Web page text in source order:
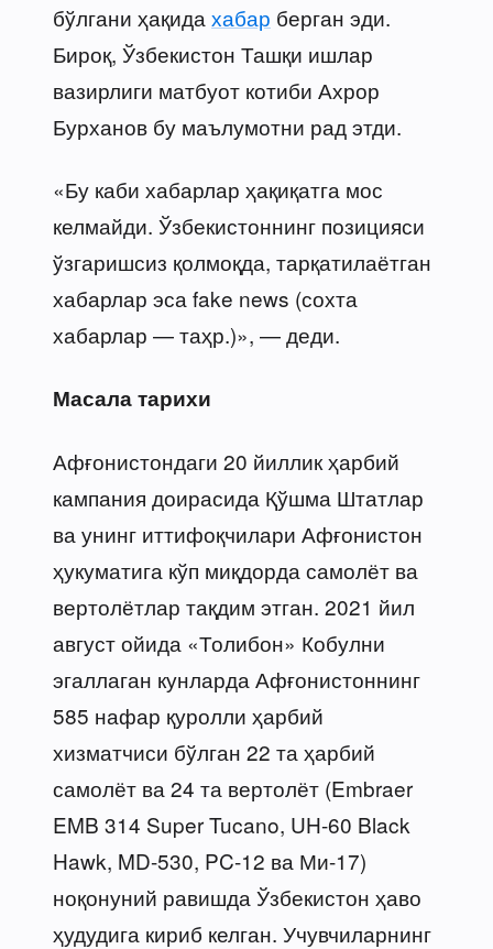
бўлгани ҳақида хабар берган эди.
Бироқ, Ўзбекистон Ташқи ишлар
вазирлиги матбуот котиби Ахрор
Бурханов бу маълумотни рад этди.
«Бу каби хабарлар ҳақиқатга мос
келмайди. Ўзбекистоннинг позицияси
ўзгаришсиз қолмоқда, тарқатилаётган
хабарлар эса fake news (сохта
хабарлар — таҳр.)», — деди.
Масала тарихи
Афғонистондаги 20 йиллик ҳарбий
кампания доирасида Қўшма Штатлар
ва унинг иттифоқчилари Афғонистон
ҳукуматига кўп миқдорда самолёт ва
вертолётлар тақдим этган. 2021 йил
август ойида «Толибон» Кобулни
эгаллаган кунларда Афғонистоннинг
585 нафар қуролли ҳарбий
хизматчиси бўлган 22 та ҳарбий
самолёт ва 24 та вертолёт (Embraer
EMB 314 Super Tucano, UH-60 Black
Hawk, MD-530, PC-12 ва Ми-17)
ноқонуний равишда Ўзбекистон ҳаво
ҳудудига кириб келган. Учувчиларнинг